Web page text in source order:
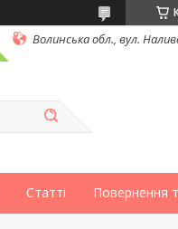
Волинська обл., вул.
Статті Повернення